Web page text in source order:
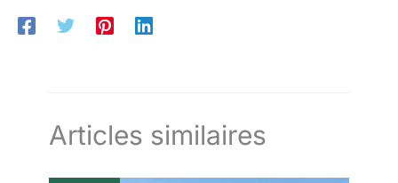
contre les averses d'été, les rayons UV et la lumière
éblouissante. UN RANGEMENT COMPACT : Le système de
Articles similaires